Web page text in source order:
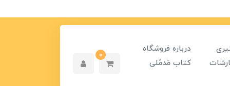
درباره فروشگاه
کتاب مَدمُلی
0